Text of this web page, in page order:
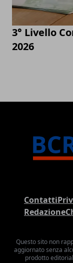
3° Livello
2026
Contatti
Redazione
Questo sito non
aggiornato senza
prodotto